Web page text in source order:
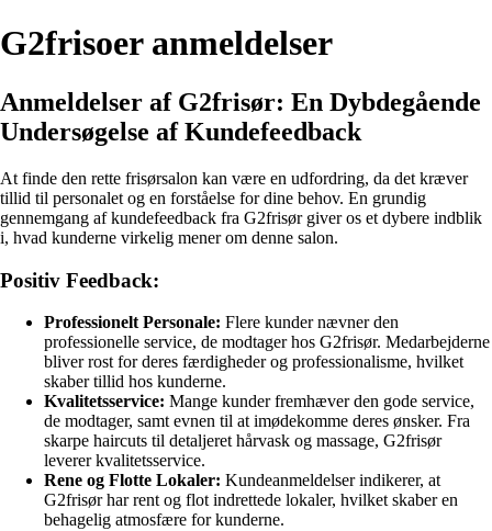
G2frisoer anmeldelser
Anmeldelser af G2frisør: En Dybdegående
Undersøgelse af Kundefeedback
At finde den rette frisørsalon kan være en udfordring, da det kræver
tillid til personalet og en forståelse for dine behov. En grundig
gennemgang af kundefeedback fra G2frisør giver os et dybere indblik
i, hvad kunderne virkelig mener om denne salon.
Positiv Feedback:
Professionelt Personale: Flere kunder nævner den
professionelle service, de modtager hos G2frisør. Medarbejderne
bliver rost for deres færdigheder og professionalisme, hvilket
skaber tillid hos kunderne.
Kvalitetsservice: Mange kunder fremhæver den gode service,
de modtager, samt evnen til at imødekomme deres ønsker. Fra
skarpe haircuts til detaljeret hårvask og massage, G2frisør
leverer kvalitetsservice.
Rene og Flotte Lokaler: Kundeanmeldelser indikerer, at
G2frisør har rent og flot indrettede lokaler, hvilket skaber en
behagelig atmosfære for kunderne.